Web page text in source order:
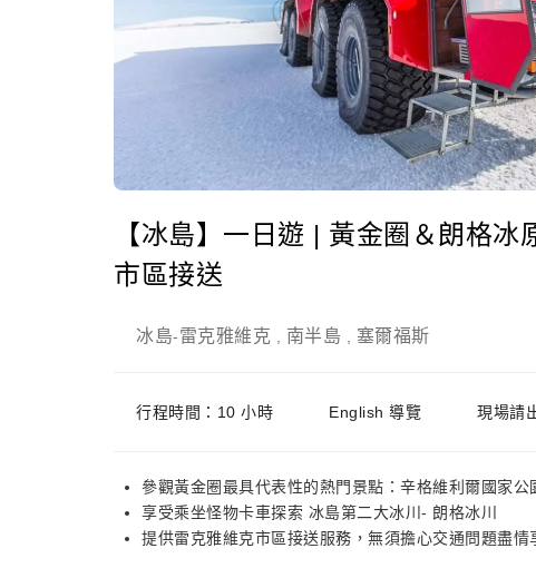
【冰島】一日遊 | 黃金圈＆朗格
市區接送
冰島-雷克雅維克 南半島 塞爾福斯
行程時間：10 小時 English 導覽 現場請
參觀黃金圈最具代表性的熱門景點：辛格維利爾國家
享受乘坐怪物卡車探索 冰島第二大冰川- 朗格冰川
提供雷克雅維克市區接送服務，無須擔心交通問題盡情